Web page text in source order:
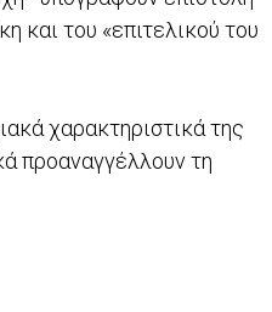
και του «επιτελικού του
χαρακτηριστικά της
προαναγγέλλουν τη